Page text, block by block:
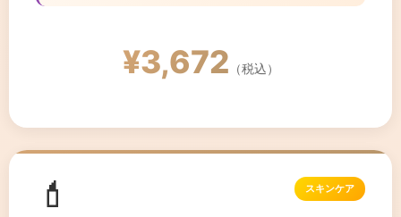
✓ 成長期のお子様
✓ 更年期の女性¥3,672 （税込）
💄 スキンケア